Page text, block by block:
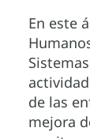
En este
de las
mejora